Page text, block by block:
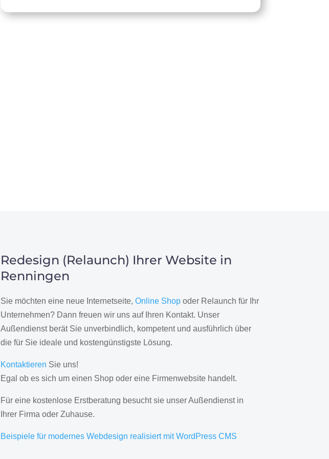
Redesign (Relaunch) Ihrer Website in
Renningen
Sie möchten eine neue Internetseite, Online Shopoder Relaunch für Ihr
Unternehmen? Dann freuen wir uns auf Ihren Kontakt. Unser
Außendienst berät Sie unverbindlich, kompetent und ausführlich über
die für Sie ideale und kostengünstigste Lösung.
Kontaktieren Sie uns!
Egal ob es sich um einen Shop oder eine Firmenwebsite handelt.
Für eine kostenlose Erstberatung besucht sie unser Außendienst in
Ihrer Firma oder Zuhause.
Beispiele für modernes Webdesign realisiert mit WordPress CMS